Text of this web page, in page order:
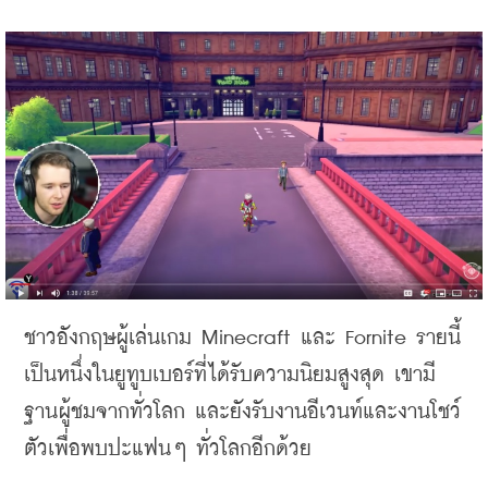
ชาวอังกฤษผู้เล่นเกม Minecraft และ Fornite รายนี้
เป็นหนึ่งในยูทูบเบอร์ที่ได้รับความนิยมสูงสุด เขามี
ฐานผู้ชมจากทั่วโลก และยังรับงานอีเวนท์และงานโชว์
ตัวเพื่อพบปะแฟนๆ ทั่วโลกอีกด้วย